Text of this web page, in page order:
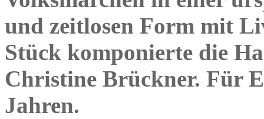
und zeitlosen Form mit
Stück komponierte die
Christine Brückner. Für
Jahren.